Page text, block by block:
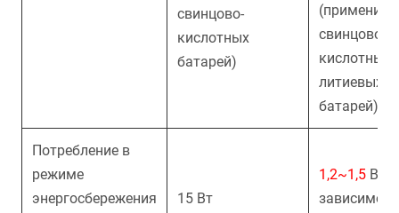
свинцово-
кислотных
батарей)
свинцово-
кислотных
литиевых
батарей)
Потребление в
режиме
энергосбережения
15 Вт
1,2~1,5 Вт